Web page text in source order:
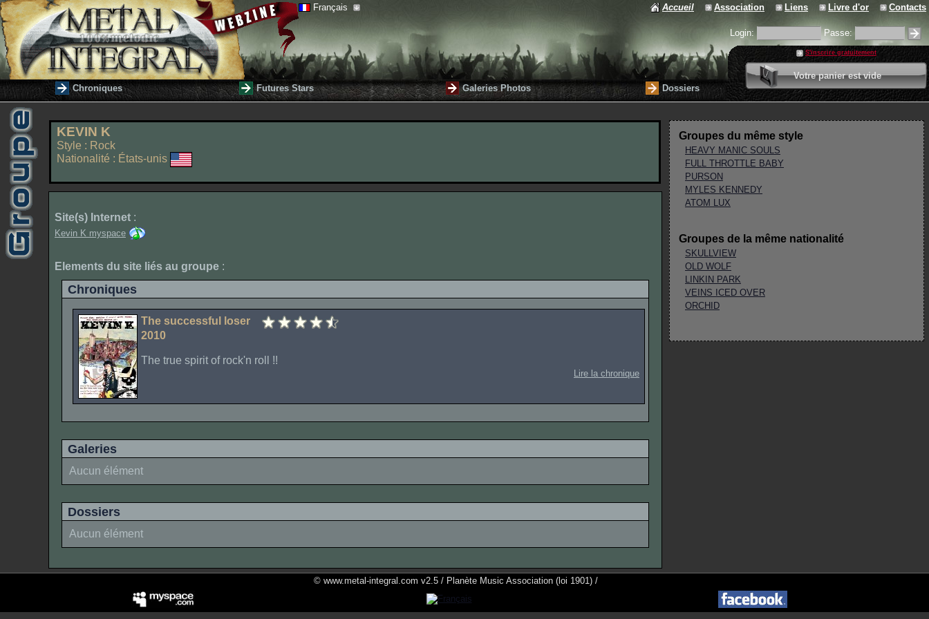
Français Accueil Association Liens Livre d'or Contacts
Login: Passe:
S'inscrire gratuitement
Votre panier est vide
0 article
Valider votre panier
Chroniques Futures Stars Galeries Photos Dossiers
KEVIN K
Style : Rock
Nationalité : États-unis
Groupes du même style
HEAVY MANIC SOULS
FULL THROTTLE BABY
PURSON
MYLES KENNEDY
ATOM LUX
Groupes de la même nationalité
SKULLVIEW
OLD WOLF
LINKIN PARK
VEINS ICED OVER
ORCHID
Site(s) Internet :
Kevin K myspace
Elements du site liés au groupe :
Chroniques
The successful loser
2010
The true spirit of rock'n roll !!
Lire la chronique
Galeries
Aucun élément
Dossiers
Aucun élément
© www.metal-integral.com v2.5 / Planète Music Association (loi 1901) /